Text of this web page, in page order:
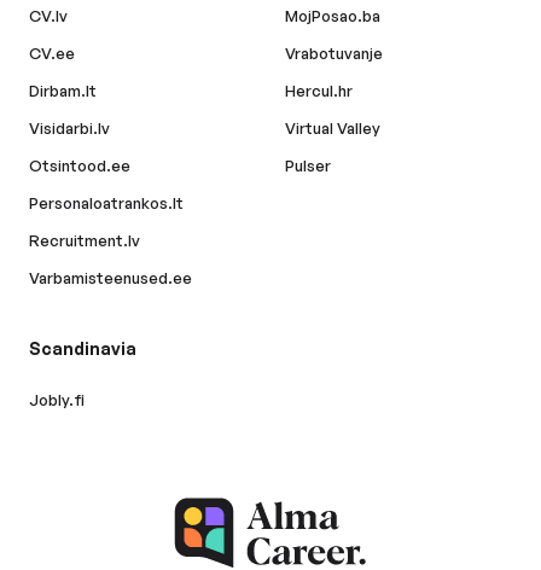
CV.lv
CV.ee
Dirbam.lt
Visidarbi.lv
Otsintood.ee
Personaloatrankos.lt
Recruitment.lv
Varbamisteenused.ee
MojPosao.ba
Vrabotuvanje
Hercul.hr
Virtual Valley
Pulser
Scandinavia
Jobly.fi